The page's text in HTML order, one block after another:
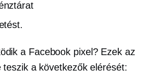
a Facebook pixel? Ezek az
teszik a következők elérését: